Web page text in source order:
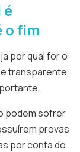
é
o fim
por qual for o
transparente,
podem sofrer
provas
por conta do